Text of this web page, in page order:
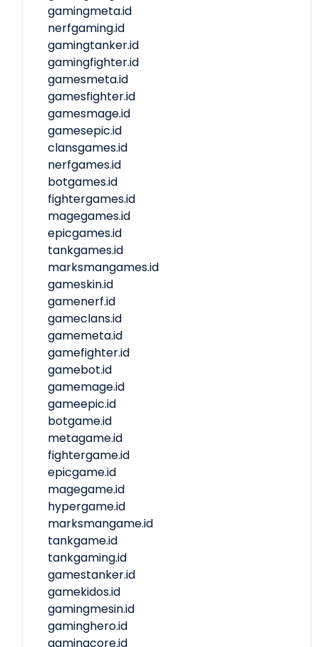
gamingmeta.id
nerfgaming.id
gamingtanker.id
gamingfighter.id
gamesmeta.id
gamesfighter.id
gamesmage.id
gamesepic.id
clansgames.id
nerfgames.id
botgames.id
fightergames.id
magegames.id
epicgames.id
tankgames.id
marksmangames.id
gameskin.id
gamenerf.id
gameclans.id
gamemeta.id
gamefighter.id
gamebot.id
gamemage.id
gameepic.id
botgame.id
metagame.id
fightergame.id
epicgame.id
magegame.id
hypergame.id
marksmangame.id
tankgame.id
tankgaming.id
gamestanker.id
gamekidos.id
gamingmesin.id
gaminghero.id
gamingcore.id